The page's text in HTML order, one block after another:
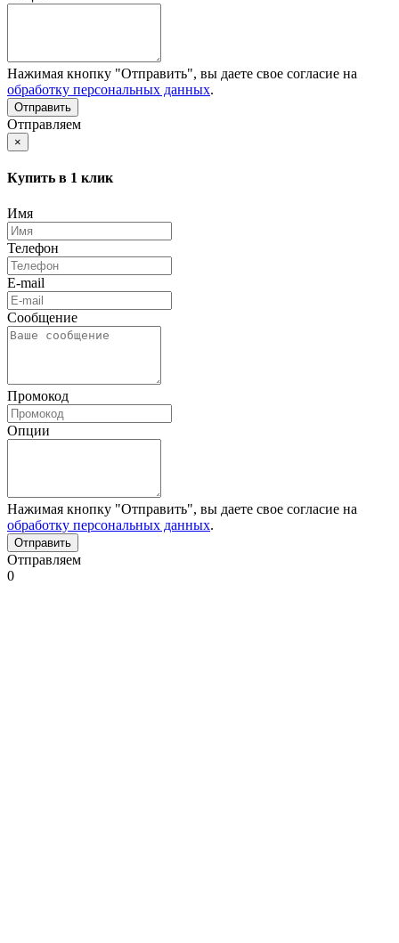
Нажимая кнопку "Отправить", вы даете свое согласие на
обработку персональных данных.
Отправляем
×
Купить в 1 клик
Имя
Телефон
E-mail
Сообщение
Промокод
Опции
Нажимая кнопку "Отправить", вы даете свое согласие на
обработку персональных данных.
Отправляем
0